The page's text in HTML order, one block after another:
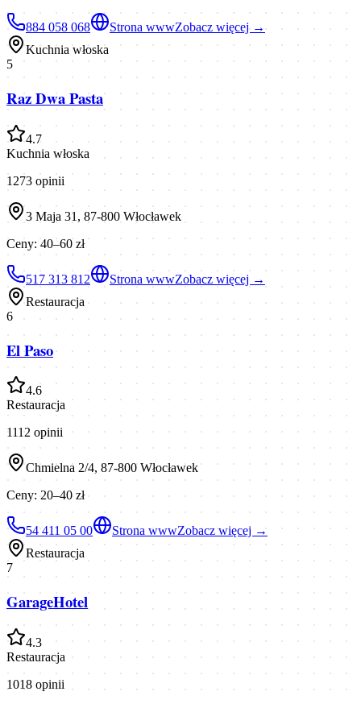
884 058 068 Strona wwwZobacz więcej →
Kuchnia włoska
5
Raz Dwa Pasta
4.7
Kuchnia włoska
1273 opinii
3 Maja 31, 87-800 Włocławek
Ceny:40–60 zł
517 313 812 Strona wwwZobacz więcej →
Restauracja
6
El Paso
4.6
Restauracja
1112 opinii
Chmielna 2/4, 87-800 Włocławek
Ceny:20–40 zł
54 411 05 00 Strona wwwZobacz więcej →
Restauracja
7
GarageHotel
4.3
Restauracja
1018 opinii